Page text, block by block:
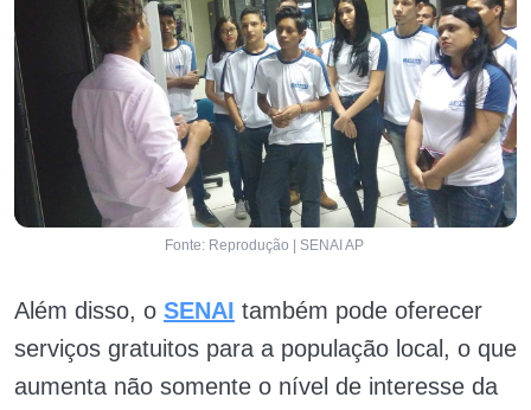
Fonte: Reprodução | SENAI AP
Além disso, o SENAI também pode oferecer
serviços gratuitos para a população local, o que
aumenta não somente o nível de interesse da